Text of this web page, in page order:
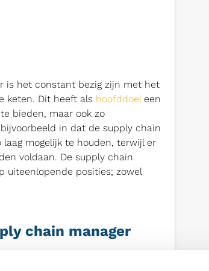
is het constant bezig zijn met het
keten. Dit heeft als hoofddoeleen
bieden, maar ook zo
in dat de supply chain
mogelijk te houden, terwijl er
voldaan. De supply chain
uiteenlopende posities; zowel
chain manager
onder andere: het in de gaten